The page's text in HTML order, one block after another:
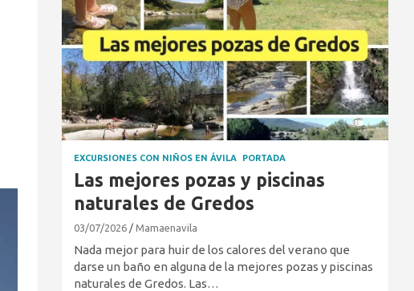
EXCURSIONES CON NIÑOS EN ÁVILA PORTADA
Las mejores pozas y piscinas
naturales de Gredos
03/07/2026 Mamaenavila
Nada mejor para huir de los calores del verano que
darse un baño en alguna de la mejores pozas y piscinas
naturales de Gredos. Las…